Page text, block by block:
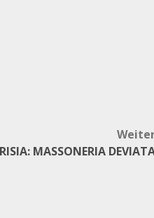
MASSONERIA